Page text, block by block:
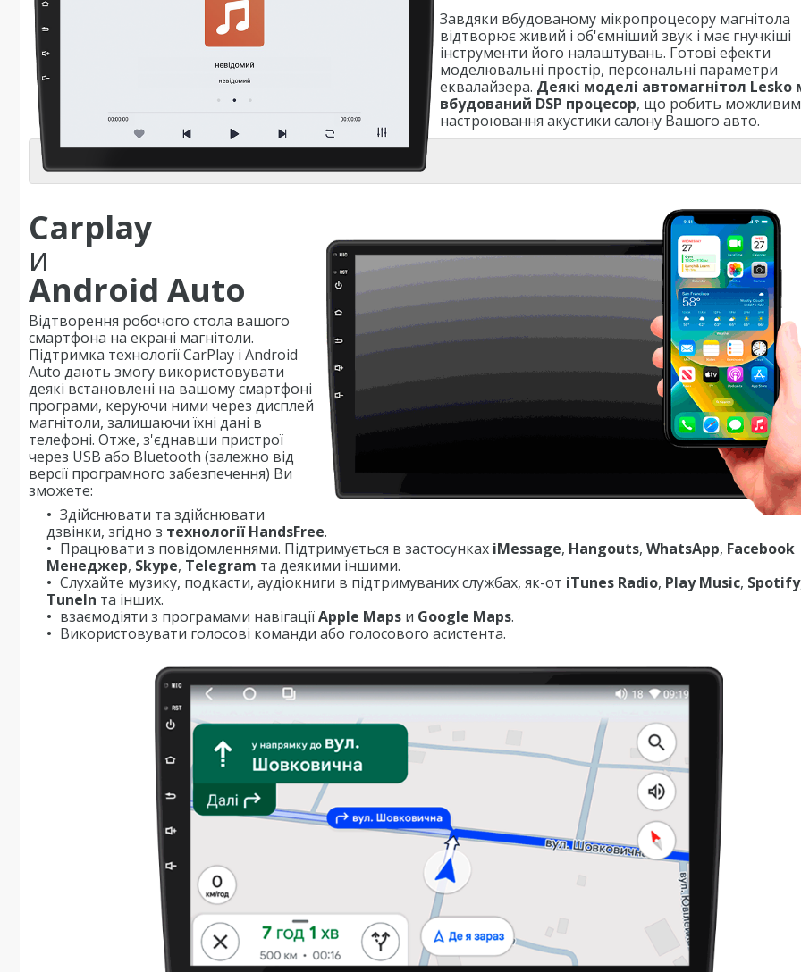
Завдяки вбудованому мікропроцесору магнітола
відтворює живий і об'ємніший звук і має гнучкіші
інструменти його налаштувань. Готові ефекти
моделювальні простір, персональні параметри
еквалайзера. Деякі моделі автомагнітол
вбудований DSP процесор, що робить
настроювання акустики салону Вашого авто.
Carplay
и
Android Auto
Відтворення робочого стола вашого
смартфона на екрані магнітоли.
Підтримка технології CarPlay і Android
Auto дають змогу використовувати
деякі встановлені на вашому смартфоні
програми, керуючи ними через дисплей
магнітоли, залишаючи їхні дані в
телефоні. Отже, з'єднавши пристрої
через USB або Bluetooth (залежно від
версії програмного забезпечення) Ви
зможете:
Здійснювати та здійснювати
дзвінки, згідно з технології HandsFree.
Працювати з повідомленнями. Підтримується в застосунках iMessage, Hangouts, WhatsApp, Facebook
Менеджер, Skype, Telegram та деякими іншими.
Слухайте музику, подкасти, аудіокниги в підтримуваних службах, як-от iTunes Radio, Play Music, Spotify
TuneIn та інших.
взаємодіяти з програмами навігаціїApple Maps и Google Maps.
Використовувати голосові команди або голосового асистента.